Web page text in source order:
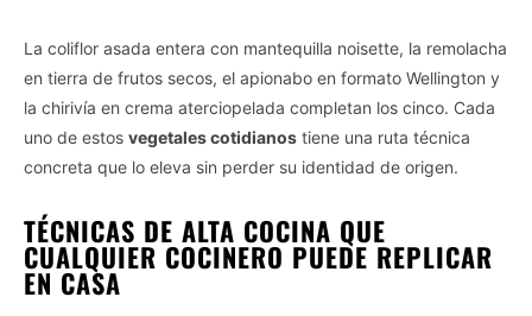
La coliflor asada entera con mantequilla noisette, la remolacha
en tierra de frutos secos, el apionabo en formato Wellington y
la chirivía en crema aterciopelada completan los cinco. Cada
uno de estos vegetales cotidianos tiene una ruta técnica
concreta que lo eleva sin perder su identidad de origen.
TÉCNICAS DE ALTA COCINA QUE
CUALQUIER COCINERO PUEDE REPLICAR
EN CASA